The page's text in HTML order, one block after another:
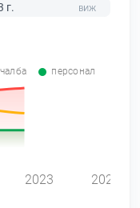
г.
персонал
2023 2024